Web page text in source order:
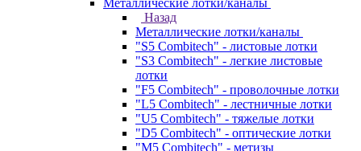
Металлические лотки/каналы
Назад
Металлические лотки/каналы
"S5 Combitech" - листовые лотки
"S3 Combitech" - легкие листовые
лотки
"F5 Combitech" - проволочные лотки
"L5 Combitech" - лестничные лотки
"U5 Combitech" - тяжелые лотки
"D5 Combitech" - оптические лотки
"M5 Combitech" - метизы